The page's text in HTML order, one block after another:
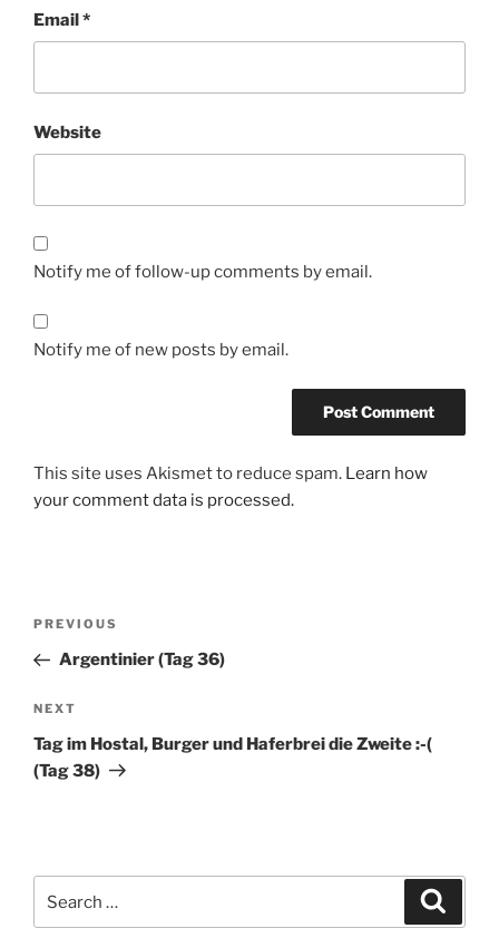
Email*
Website
Notify me of follow-up comments by email.
Notify me of new posts by email.
This site uses Akismet to reduce spam. Learn how
your comment data is processed.
Previous
Post
PREVIOUS
Argentinier (Tag 36)
Next
Post
NEXT
Tag im Hostal, Burger und Haferbrei die Zweite :-(
(Tag 38)
for: